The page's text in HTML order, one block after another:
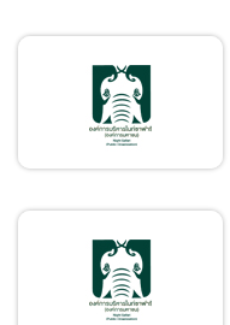
ประกาศผู้ชนะการเสนอราคา
ซื้อไม้ดอก ไม้ประดับ จำนวน
๑๗ รายการ โดยวิธีเฉพาะ
เจาะจง
ประกาศผู้ชนะการเสนอราคา
ซื้อหมวกบักเก็ตพร้อมปัก
ครั้งที่ ๑/๖๙ โดยวิธีเฉพาะ